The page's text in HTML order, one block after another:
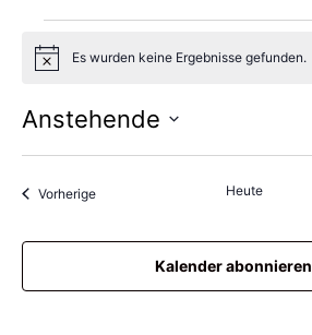
Veranstaltungen
HinweisEs wurden keine Ergebnisse gefunden.
Anstehende
Datum
wählen.
VorherigeVeranstaltungen Heute
Kalender abonnieren